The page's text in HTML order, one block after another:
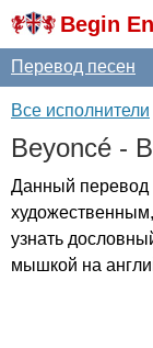
Begin
Перевод песен
Все исполнители
Beyoncé -
Данный перевод
узнать
мышкой на